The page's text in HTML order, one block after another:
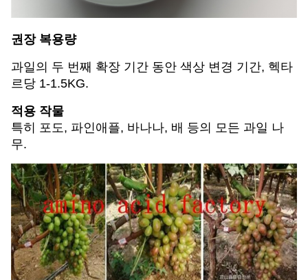
권장 복용량
과일의 두 번째 확장 기간 동안 색상 변경 기간, 헥타
르당 1-1.5KG.
적용 작물
특히 포도, 파인애플, 바나나, 배 등의 모든 과일 나
무.